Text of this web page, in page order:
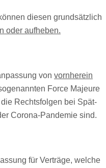
diesen grundsätzlich
oder aufheben.
von vornherein
Force Majeure
Rechtsfolgen bei Spät-
Corona-Pandemie sind.
für Verträge, welche